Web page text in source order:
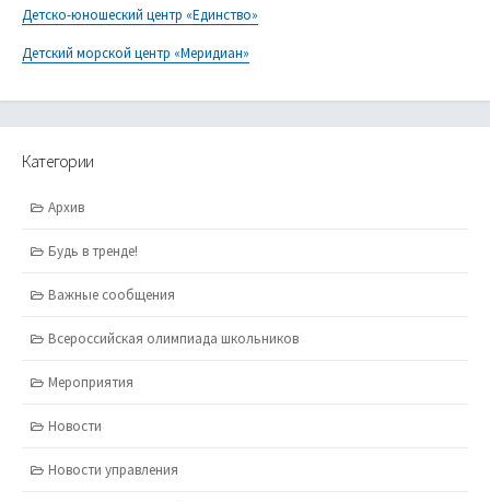
Детско-юношеский центр «Единство»
Детский морской центр «Меридиан»
Категории
Архив
Будь в тренде!
Важные сообщения
Всероссийская олимпиада школьников
Мероприятия
Новости
Новости управления